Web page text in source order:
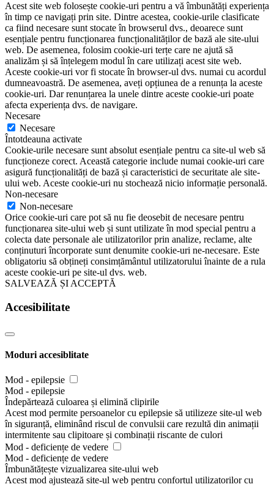
Acest site web folosește cookie-uri pentru a vă îmbunătăți experiența
în timp ce navigați prin site. Dintre acestea, cookie-urile clasificate
ca fiind necesare sunt stocate în browserul dvs., deoarece sunt
esențiale pentru funcționarea funcționalităților de bază ale site-ului
web. De asemenea, folosim cookie-uri terțe care ne ajută să
analizăm și să înțelegem modul în care utilizați acest site web.
Aceste cookie-uri vor fi stocate în browser-ul dvs. numai cu acordul
dumneavoastră. De asemenea, aveți opțiunea de a renunța la aceste
cookie-uri. Dar renunțarea la unele dintre aceste cookie-uri poate
afecta experiența dvs. de navigare.
Necesare
Necesare
Întotdeauna activate
Cookie-urile necesare sunt absolut esențiale pentru ca site-ul web să
funcționeze corect. Această categorie include numai cookie-uri care
asigură funcționalități de bază și caracteristici de securitate ale site-
ului web. Aceste cookie-uri nu stochează nicio informație personală.
Non-necesare
Non-necesare
Orice cookie-uri care pot să nu fie deosebit de necesare pentru
funcționarea site-ului web și sunt utilizate în mod special pentru a
colecta date personale ale utilizatorilor prin analize, reclame, alte
conținuturi încorporate sunt denumite cookie-uri ne-necesare. Este
obligatoriu să obțineți consimțământul utilizatorului înainte de a rula
aceste cookie-uri pe site-ul dvs. web.
SALVEAZĂ ȘI ACCEPTĂ
Accesibilitate
Moduri accesiblitate
Mod - epilepsie
Mod - epilepsie
Îndepărtează culoarea și elimină clipirile
Acest mod permite persoanelor cu epilepsie să utilizeze site-ul web
în siguranță, eliminând riscul de convulsii care rezultă din animații
intermitente sau clipitoare și combinații riscante de culori
Mod - deficiențe de vedere
Mod - deficiențe de vedere
Îmbunătățește vizualizarea site-ului web
Acest mod ajustează site-ul web pentru confortul utilizatorilor cu